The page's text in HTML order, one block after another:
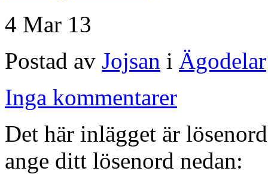
4 Mar 13
Postad av Jojsan i Ägodelar
Inga kommentarer
Det här inlägget är
ange ditt lösenord nedan: